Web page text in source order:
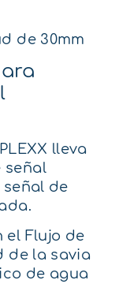
de 30mm
lleva
señal
de
el Flujo de
de la savia
de agua